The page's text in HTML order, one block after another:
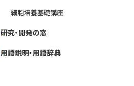
細胞培養基礎講座
研究・開発の窓
用語説明・用語辞典